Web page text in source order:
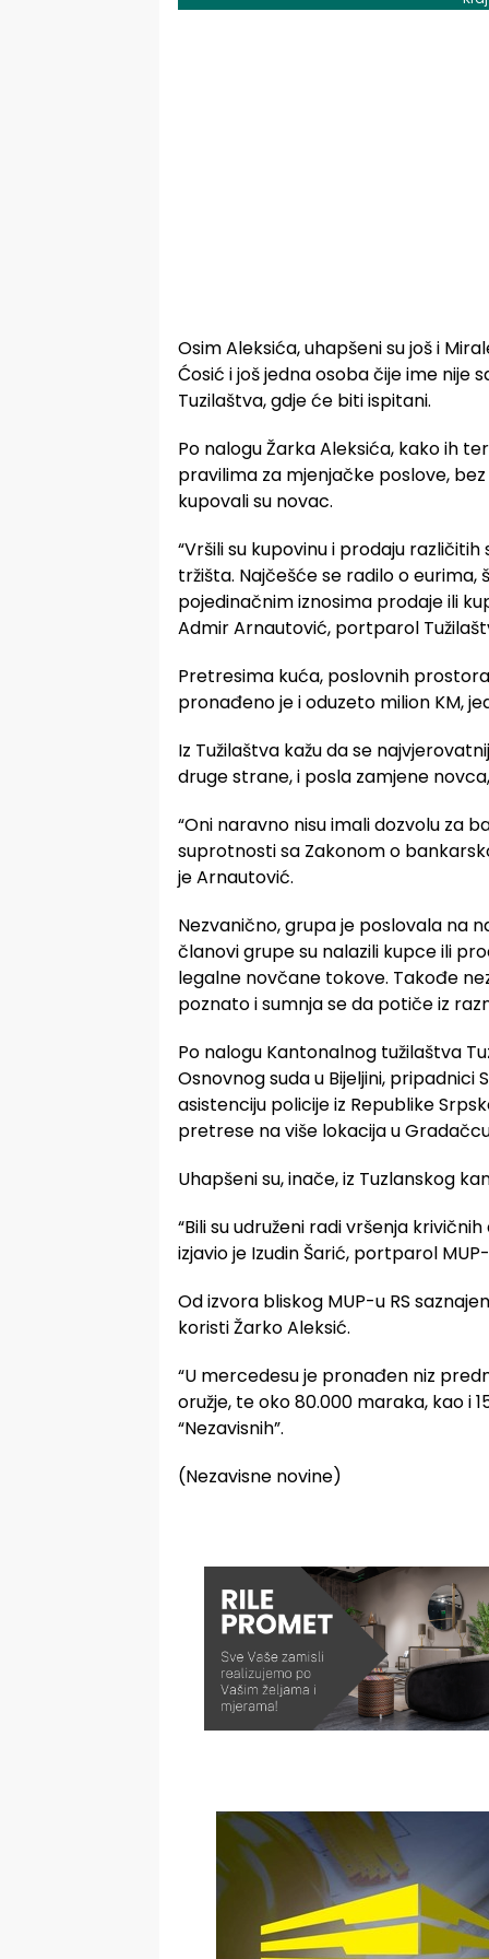
Osim Aleksića, uhapšeni su još i
Ćosić i još jedna osoba čije ime nije
Tuzilaštva, gdje će biti ispitani.
Po nalogu Žarka Aleksića, kako ih
pravilima za mjenjačke poslove,
kupovali su novac.
“Vršili su kupovinu i prodaju
tržišta. Najčešće se radilo o eurima,
pojedinačnim iznosima prodaje ili
Admir Arnautović, portparol
Pretresima kuća, poslovnih
pronađeno je i oduzeto milion KM,
Iz Tužilaštva kažu da se
druge strane, i posla zamjene
“Oni naravno nisu imali dozvolu za
suprotnosti sa Zakonom o
je Arnautović.
Nezvanično, grupa je poslovala na
članovi grupe su nalazili kupce ili
legalne novčane tokove. Takođe
poznato i sumnja se da potiče iz
Po nalogu Kantonalnog tužilaštva
Osnovnog suda u Bijeljini,
asistenciju policije iz Republike
pretrese na više lokacija u
Uhapšeni su, inače, iz Tuzlanskog
“Bili su udruženi radi vršenja
izjavio je Izudin Šarić, portparol
Od izvora bliskog MUP-u RS
koristi Žarko Aleksić.
“U mercedesu je pronađen niz
oružje, te oko 80.000 maraka, kao i
“Nezavisnih”.
(Nezavisne novine)